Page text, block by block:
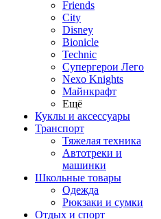
Friends
City
Disney
Bionicle
Technic
Супергерои Лего
Nexo Knights
Майнкрафт
Ещё
Куклы и аксессуары
Транспорт
Тяжелая техника
Автотреки и
машинки
Школьные товары
Одежда
Рюкзаки и сумки
Отдых и спорт